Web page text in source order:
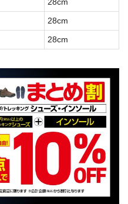
28cm
28cm